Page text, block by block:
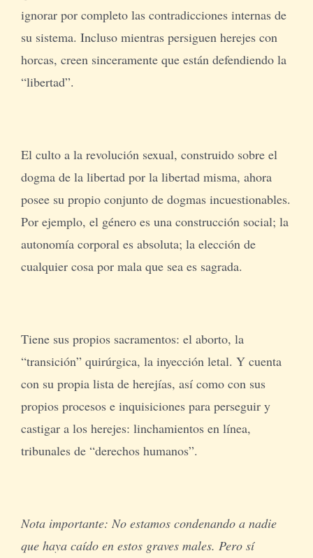
ignorar por completo las contradicciones internas de
su sistema. Incluso mientras persiguen herejes con
horcas, creen sinceramente que están defendiendo la
“libertad”.
El culto a la revolución sexual, construido sobre el
dogma de la libertad por la libertad misma, ahora
posee su propio conjunto de dogmas incuestionables.
Por ejemplo, el género es una construcción social; la
autonomía corporal es absoluta; la elección de
cualquier cosa por mala que sea es sagrada.
Tiene sus propios sacramentos: el aborto, la
“transición” quirúrgica, la inyección letal. Y cuenta
con su propia lista de herejías, así como con sus
propios procesos e inquisiciones para perseguir y
castigar a los herejes: linchamientos en línea,
tribunales de “derechos humanos”.
Nota importante: No estamos condenando a nadie
que haya caído en estos graves males. Pero sí